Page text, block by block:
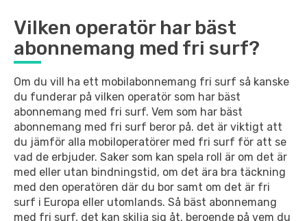
Vilken operatör har bäst
abonnemang med fri surf?
Om du vill ha ett mobilabonnemang fri surf så kanske
du funderar på vilken operatör som har bäst
abonnemang med fri surf. Vem som har bäst
abonnemang med fri surf beror på. det är viktigt att
du jämför alla mobiloperatörer med fri surf för att se
vad de erbjuder. Saker som kan spela roll är om det är
med eller utan bindningstid, om det ära bra täckning
med den operatören där du bor samt om det är fri
surf i Europa eller utomlands. Så bäst abonnemang
med fri surf, det kan skilja sig åt, beroende på vem du